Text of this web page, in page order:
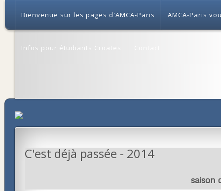
Bienvenue sur les pages d'AMCA-Paris AMCA-Paris
Infos pour étudiants Croates
C'est déjà passée - 2014
saison